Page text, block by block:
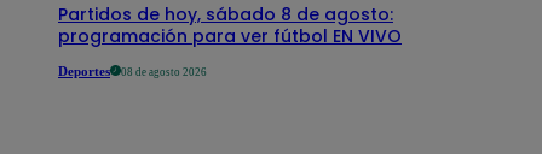
Partidos de hoy, sábado 8 de agosto:
programación para ver fútbol EN VIVO
Deportes 08 de agosto 2026